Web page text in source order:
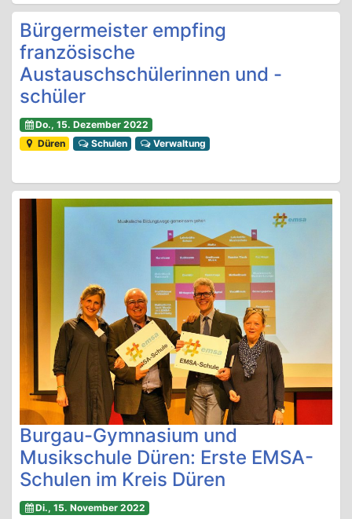
Bürgermeister empfing
französische
Austauschschülerinnen und -
schüler
Do., 15. Dezember 2022
Düren
Schulen Verwaltung
Burgau-Gymnasium und
Musikschule Düren: Erste EMSA-
Schulen im Kreis Düren
Di., 15. November 2022